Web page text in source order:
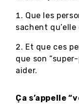
Que les
sachent qu’elle
Et que ces
que son
aider.
Ça s’appelle